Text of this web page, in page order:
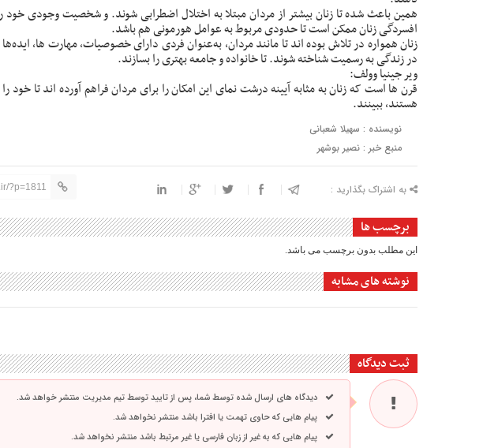
همین باعث شده تا زنان بیشتر از مردان مبتلا به اختلال اضطرابی شوند. و شخصیت وجودی خود را
افسردگی زنان ممکن است تا حدودی مربوط به عوامل هورمونی هم باشد.
زنان همواره در تلاش بوده اند تا مانند مردان، به‌عنوان فردی دارای خصوصیات، مهارت ها،
در زندگی به رسمیت شناخته شوند. تا خانواده و جامعه بهتری را بسازند.
ویر جینیا وولف:
قرن ها است که زنان به مثابه آیینه درشت نمای این امکان را برای مردان فراهم آورده اند تا خود را
هستند، ببینند.
نویسنده : سهیلا شعبانی
منبع خبر : نصیر بوشهر
به اشتراک بگذارید : ?p=1811
برچسب ها
این مطلب بدون برچسب می باشد.
نوشته های مشابه
ثبت دیدگاه
دیدگاه های ارسال شده توسط شما، پس از تایید توسط تیم مدیریت منتشر خواهد شد.
پیام هایی که حاوی تهمت یا افترا باشد منتشر نخواهد شد.
پیام هایی که به غیر از زبان فارسی یا غیر مرتبط باشد منتشر نخواهد شد.